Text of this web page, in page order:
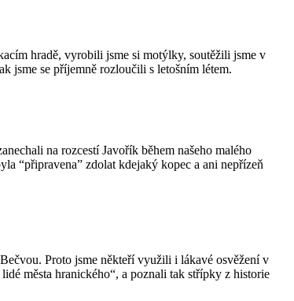
hradě, vyrobili jsme si motýlky, soutěžili jsme v
jsme se příjemně rozloučili s letošním létem.
na rozcestí Javořík během našeho malého
“připravena” zdolat kdejaký kopec a ani nepřízeň
Proto jsme někteří využili i lákavé osvěžení v
města hranického“, a poznali tak střípky z historie